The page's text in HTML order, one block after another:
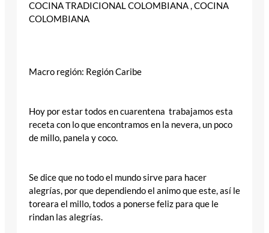
COCINA TRADICIONAL COLOMBIANA , COCINA
COLOMBIANA
Macro región: Región Caribe
Hoy por estar todos en cuarentena trabajamos esta
receta con lo que encontramos en la nevera, un poco
de millo, panela y coco.
Se dice que no todo el mundo sirve para hacer
alegrías, por que dependiendo el animo que este, así le
toreara el millo, todos a ponerse feliz para que le
rindan las alegrías.